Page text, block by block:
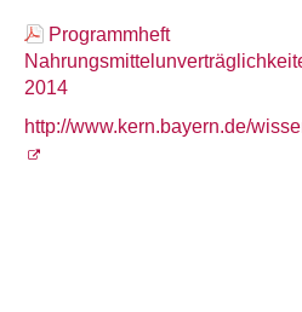
Programmheft
2014
http://www.kern.bayern.de/